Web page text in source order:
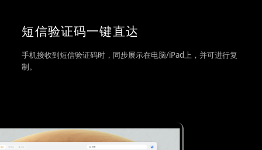
短信验证码一键直达
手机接收到短信验证码时，同步展示在电脑/iPad上，并可进行复
制。